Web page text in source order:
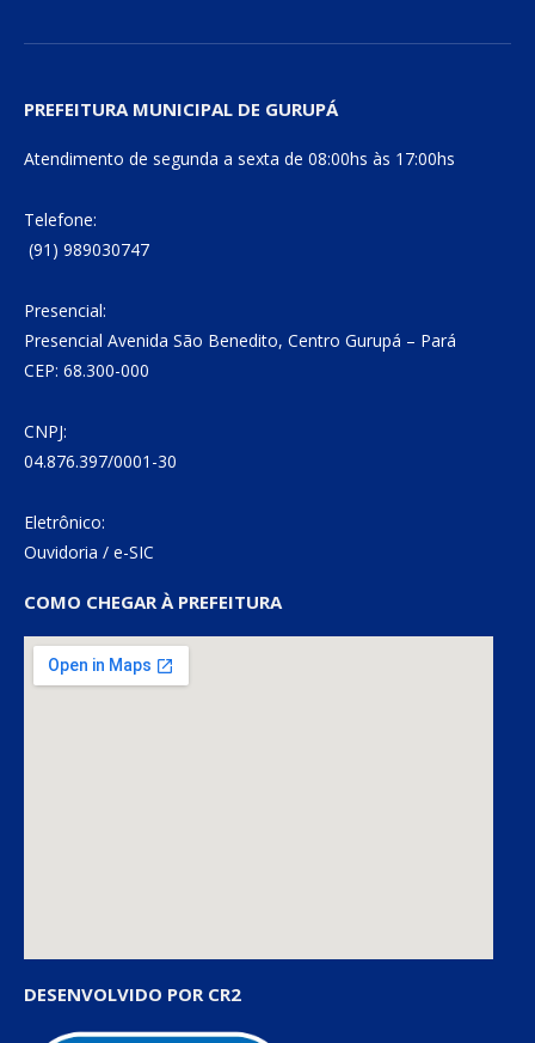
PREFEITURA MUNICIPAL DE GURUPÁ
Atendimento de segunda a sexta de 08:00hs às 17:00hs
Telefone:
(91) 989030747
Presencial:
Presencial Avenida São Benedito, Centro Gurupá – Pará
CEP: 68.300-000
CNPJ:
04.876.397/0001-30
Eletrônico:
Ouvidoria / e-SIC
COMO CHEGAR À PREFEITURA
DESENVOLVIDO POR CR2